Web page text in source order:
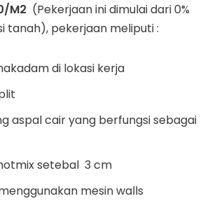
M2 (Pekerjaan ini dimulai dari 0%
tanah), pekerjaan meliputi :
di lokasi kerja
aspal cair yang berfungsi sebagai
setebal 3 cm
mesin walls